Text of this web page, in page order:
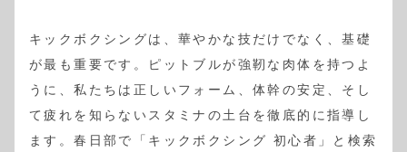
キックボクシングは、華やかな技だけでなく、基礎
が最も重要です。ピットブルが強靭な肉体を持つよ
うに、私たちは正しいフォーム、体幹の安定、そし
て疲れを知らないスタミナの土台を徹底的に指導し
ます。春日部で「キックボクシング 初心者」と検索